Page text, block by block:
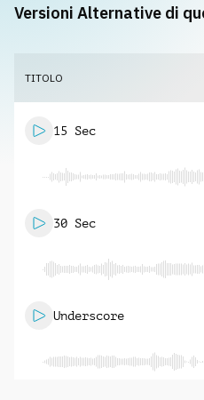
Versioni Alternative di
TITOLO
15 Sec
30 Sec
Underscore